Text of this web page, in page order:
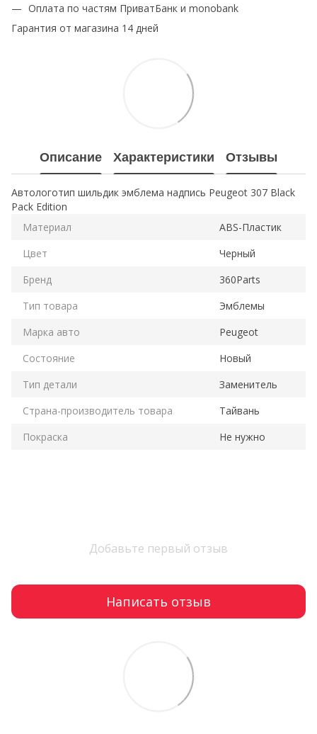
Оплата по частям ПриватБанк и monobank
Гарантия от магазина 14 дней
Описание Характеристики Отзывы
Автологотип шильдик эмблема надпись Peugeot 307 Black
Pack Edition
Материал
ABS-Пластик
Цвет
Черный
Бренд
360Parts
Тип товара
Эмблемы
Марка авто
Peugeot
Состояние
Новый
Тип детали
Заменитель
Страна-производитель товара
Тайвань
Покраска
Не нужно
Добавьте первый отзыв
Написать отзыв